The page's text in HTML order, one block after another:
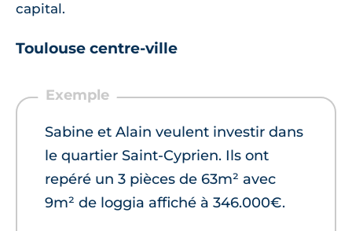
capital.
Toulouse centre-ville
Sabine et Alain veulent investir dans
le quartier Saint-Cyprien. Ils ont
repéré un 3 pièces de 63m² avec
9m² de loggia affiché à 346.000€.